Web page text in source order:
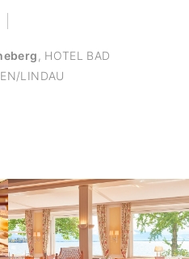
, HOTEL BAD
LINDAU